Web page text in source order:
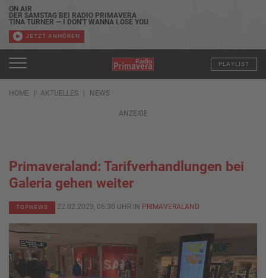
ON AIR
DER SAMSTAG BEI RADIO PRIMAVERA
TINA TURNER — I DON'T WANNA LOSE YOU
JETZT ANHÖREN
PLAYLIST
HOME AKTUELLES NEWS
ANZEIGE
Primaveraland: Tarifverhandlungen bei
Galeria gehen weiter
TOPNEWS 22.02.2023, 06:30 UHR IN PRIMAVERALAND